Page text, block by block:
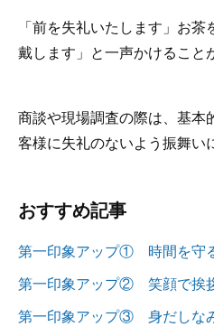
「前を失礼いたします」お
戴します」と一声かけること
商談や現場調査の際は、基本
客様に失礼のないよう振舞い
おすすめ記事
第一印象アップ① 時間を守
第一印象アップ② 笑顔で挨
第一印象アップ③ 身だしな